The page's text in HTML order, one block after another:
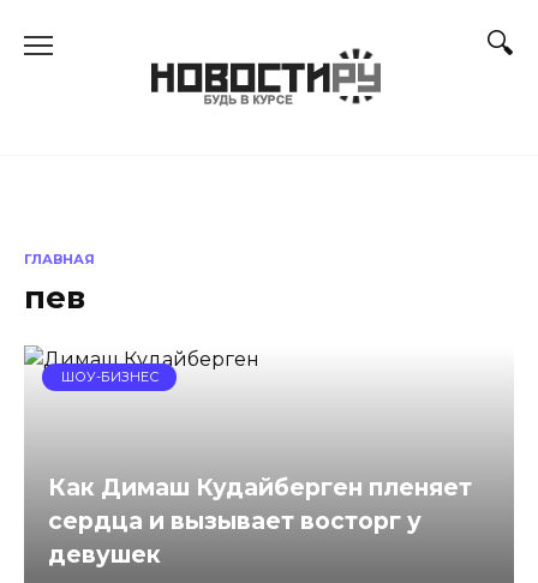
ГЛАВНАЯ
пев
ШОУ-БИЗНЕС
Как Димаш Кудайберген пленяет
сердца и вызывает восторг у
девушек